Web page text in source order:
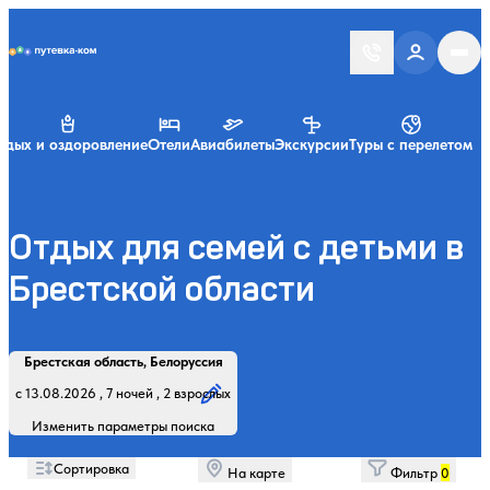
и оздоровлениеОтелиАвиабилетыЭкскурсииТуры с перелетом
Отдых для семей с детьми в
Брестской области
Брестская область, Белоруссия
с 13.08.2026 , 7 ночей , 2 взрослых
Изменить параметры поиска
Регион, курорт или название
Профиль лечения:
Отдыхающие:
Дата заезда:
Кол-во ночей:
Найти
Сортировка На карте Фильтр0